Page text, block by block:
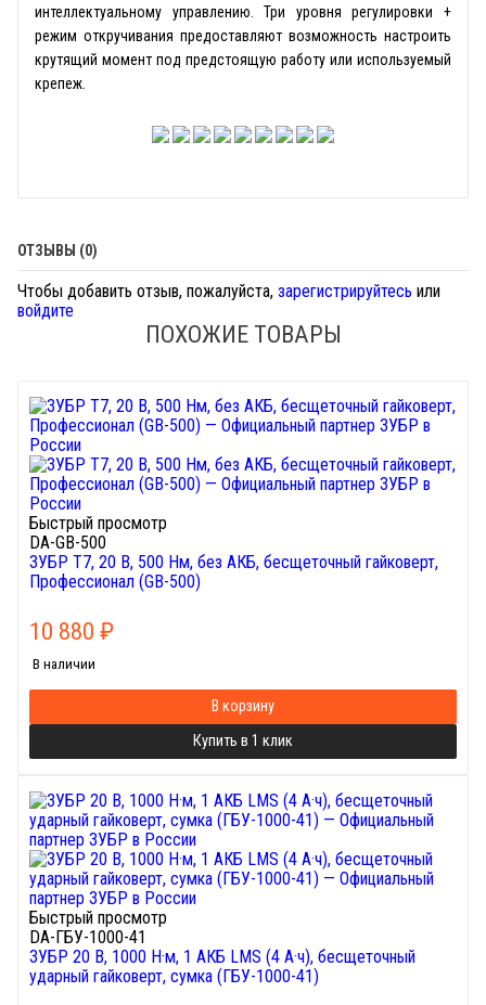
интеллектуальному управлению. Три уровня регулировки +
режим откручивания предоставляют возможность настроить
крутящий момент под предстоящую работу или используемый
крепеж.
ОТЗЫВЫ (0)
Чтобы добавить отзыв, пожалуйста, зарегистрируйтесь или
войдите
ПОХОЖИЕ ТОВАРЫ
Быстрый просмотр
DA-GB-500
ЗУБР Т7, 20 В, 500 Нм, без АКБ, бесщеточный гайковерт,
Профессионал (GB-500)
10 880 ₽
В наличии
В корзину
Купить в 1 клик
Быстрый просмотр
DA-ГБУ-1000-41
ЗУБР 20 В, 1000 Н·м, 1 АКБ LMS (4 А·ч), бесщеточный
ударный гайковерт, сумка (ГБУ-1000-41)